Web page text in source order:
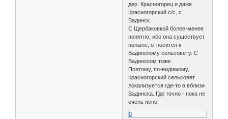
дер. Красногорец и даже
Красногорский с/с, с.
Вадинск.
С Щербаковкой более-менее
понятно, ибо она существует
поныне, относится к
Вадинскому сельсовету. С
Вадинском тоже.
Поэтому, по-видимому,
Красногорский сельсовет
локализуется где-то в вблизи
Вадинска. Где точно - пока не
очень ясно.
0